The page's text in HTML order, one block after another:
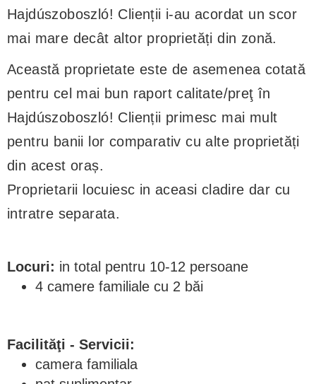
Hajdúszoboszló! Clienții i-au acordat un scor
mai mare decât altor proprietăți din zonă.
Această proprietate este de asemenea cotată
pentru cel mai bun raport calitate/preţ în
Hajdúszoboszló! Clienții primesc mai mult
pentru banii lor comparativ cu alte proprietăți
din acest oraș.
Proprietarii locuiesc in aceasi cladire dar cu
intratre separata.
Locuri: in total pentru 10-12 persoane
4 camere familiale cu 2 băi
Facilităţi - Servicii:
camera familiala